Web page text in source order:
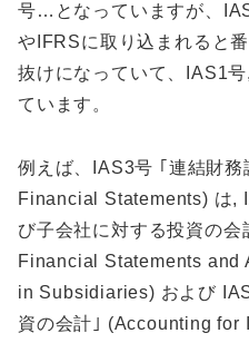
号…となっていますが、
やIFRSに取り込まれると
抜けになっていて、IAS1
ています。
例えば、IAS3号 ｢連結財
Financial Statements) は,
び子会社に対する投資の
Financial Statements and
in Subsidiaries) および
資の会計｣ (Accounting